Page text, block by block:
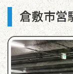
倉敷市営